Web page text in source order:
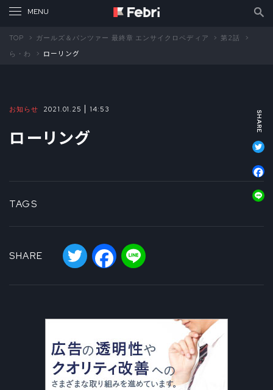
TOP ガールズ＆パンツァー 最終章 エンサイクロペディア
第2話
ら・わ
ローリング
お知らせ 2021.01.25 14:53
ローリング
TAGS
SHARE
Twitter Facebook